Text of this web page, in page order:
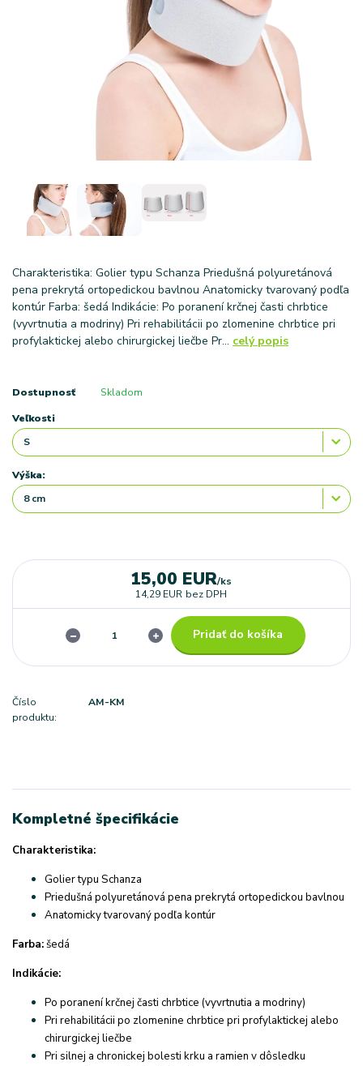
Charakteristika: Golier typu Schanza Priedušná polyuretánová
pena prekrytá ortopedickou bavlnou Anatomicky tvarovaný podľa
kontúr Farba: šedá Indikácie: Po poranení krčnej časti chrbtice
(vyvrtnutia a modriny) Pri rehabilitácii po zlomenine chrbtice pri
profylaktickej alebo chirurgickej liečbe Pr... celý popis
Dostupnosť Skladom
Veľkosti
Výška:
15,00 EUR/ks
14,29 EUR bez DPH
Pridať do košíka
Číslo
produktu:
AM-KM
Kompletné špecifikácie
Charakteristika:
Golier typu Schanza
Priedušná polyuretánová pena prekrytá ortopedickou bavlnou
Anatomicky tvarovaný podľa kontúr
Farba:šedá
Indikácie:
Po poranení krčnej časti chrbtice (vyvrtnutia a modriny)
Pri rehabilitácii po zlomenine chrbtice pri profylaktickej alebo
chirurgickej liečbe
Pri silnej a chronickej bolesti krku a ramien v dôsledku